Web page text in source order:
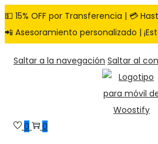
💵 15% OFF por Transferencia | 💳
📲 Asesoramiento personalizado |
Saltar a la navegación Saltar al
0 0